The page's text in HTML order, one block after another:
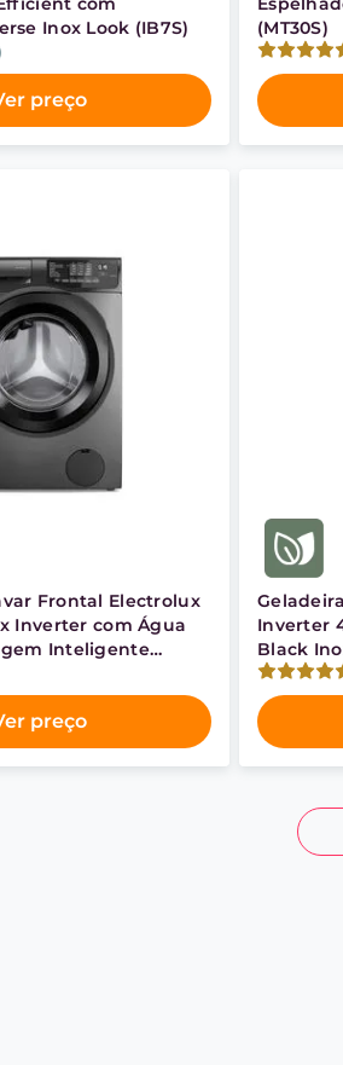
Inox Look (IB7S)
preço
(MT30S)
Frontal Electrolux
Inverter com Água
Inteligente
preço
Inverter
Black